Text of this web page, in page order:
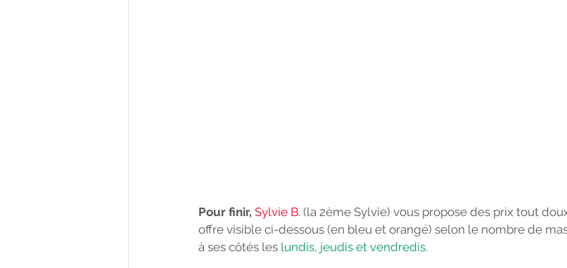
Pour finir, Sylvie B. (la 2ème Sylvie) vous propose des prix tout
offre visible ci-dessous (en bleu et orangé) selon le nombre de
à ses côtés les lundis, jeudis et vendredis.